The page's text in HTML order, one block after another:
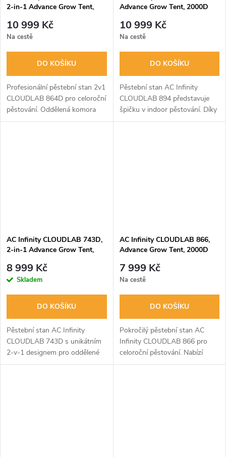
2-in-1 Advance Grow Tent,
- 150x120x200cm
10 999 Kč
Na cestě
DO KOŠÍKU
Profesionální pěstební stan 2v1
CLOUDLAB 864D pro celoroční
pěstování. Oddělená komora
umožňuje souběžnou péči o
Advance Grow Tent, 2000D
240x120x200cm
10 999 Kč
Na cestě
DO KOŠÍKU
Pěstební stan AC Infinity
CLOUDLAB 894 představuje
špičku v indoor pěstování. Díky
extra silnému plátnu 2000D,
AC Infinity CLOUDLAB 743D,
2-in-1 Advance Grow Tent,
120x90x180cm
8 999 Kč
Skladem
DO KOŠÍKU
Pěstební stan AC Infinity
CLOUDLAB 743D s unikátním
2-v-1 designem pro oddělené
pěstování sazenic a dospělých
AC Infinity CLOUDLAB 866,
Advance Grow Tent, 2000D
150x150x200cm
7 999 Kč
Na cestě
DO KOŠÍKU
Pokročilý pěstební stan AC
Infinity CLOUDLAB 866 pro
celoroční pěstování. Nabízí
robustní konstrukci s ocelovými